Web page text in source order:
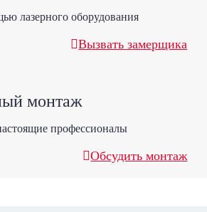
лазерного оборудования
Вызвать замерщика
монтаж
профессионалы
Обсудить монтаж